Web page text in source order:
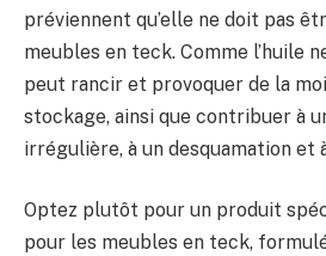
préviennent qu’elle ne doit pas
meubles en teck. Comme l’huile
peut rancir et provoquer de la
stockage, ainsi que contribuer à
irrégulière, à un desquamation et
Optez plutôt pour un produit
pour les meubles en teck,